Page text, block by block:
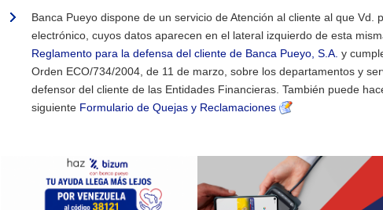
Banca Pueyo dispone de un servicio de Atención al cliente al que Vd.
electrónico, cuyos datos aparecen en el lateral izquierdo de esta
Reglamento para la defensa del cliente de Banca Pueyo, S.A. y
Orden ECO/734/2004, de 11 de marzo, sobre los departamentos y
defensor del cliente de las Entidades Financieras. También puede
siguiente Formulario de Quejas y Reclamaciones